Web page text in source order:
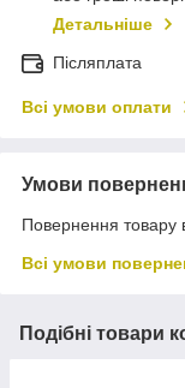
Детальніше
Післяплата
Всі умови оплати
Умови
Повернення товару
Всі умови
Подібні товари